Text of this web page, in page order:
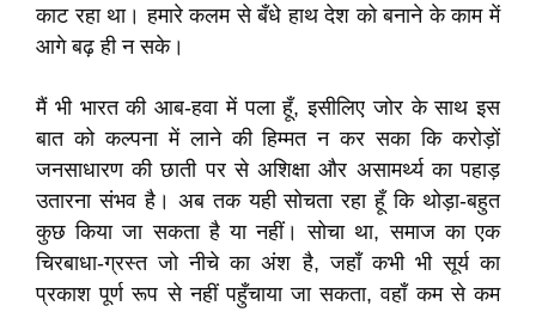
काट रहा था। हमारे कलम से बँधे हाथ देश को बनाने के काम में
आगे बढ़ ही न सके।
मैं भी भारत की आब-हवा में पला हूँ, इसीलिए जोर के साथ इस
बात को कल्पना में लाने की हिम्मत न कर सका कि करोड़ों
जनसाधारण की छाती पर से अशिक्षा और असामर्थ्य का पहाड़
उतारना संभव है। अब तक यही सोचता रहा हूँ कि थोड़ा-बहुत
कुछ किया जा सकता है या नहीं। सोचा था, समाज का एक
चिरबाधा-ग्रस्त जो नीचे का अंश है, जहाँ कभी भी सूर्य का
प्रकाश पूर्ण रूप से नहीं पहुँचाया जा सकता, वहाँ कम से कम